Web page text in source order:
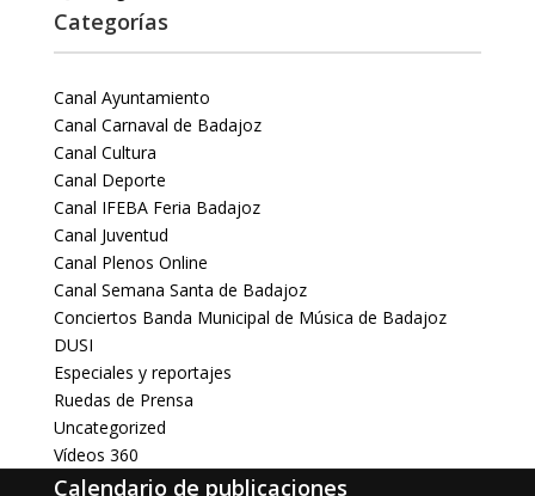
Categorías
Canal Ayuntamiento
Canal Carnaval de Badajoz
Canal Cultura
Canal Deporte
Canal IFEBA Feria Badajoz
Canal Juventud
Canal Plenos Online
Canal Semana Santa de Badajoz
Conciertos Banda Municipal de Música de Badajoz
DUSI
Especiales y reportajes
Ruedas de Prensa
Uncategorized
Vídeos 360
Calendario de publicaciones